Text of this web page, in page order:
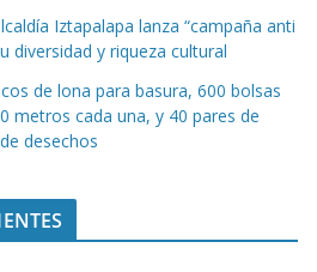
Iztapalapa lanza “campaña anti
diversidad y riqueza cultural
de lona para basura, 600 bolsas
metros cada una, y 40 pares de
desechos